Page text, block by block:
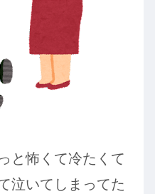
と怖くて冷たくて
泣いてしまってた